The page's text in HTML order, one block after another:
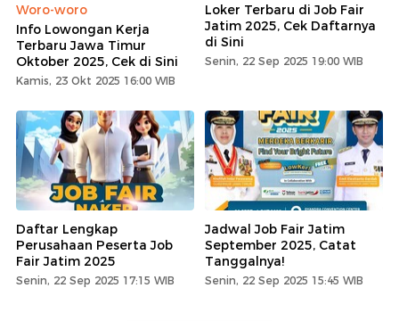
Woro-woro
Info Lowongan Kerja
Terbaru Jawa Timur
Oktober 2025, Cek di Sini
Kamis, 23 Okt 2025 16:00 WIB
Loker Terbaru di Job Fair
Jatim 2025, Cek Daftarnya
di Sini
Senin, 22 Sep 2025 19:00 WIB
Daftar Lengkap
Perusahaan Peserta Job
Fair Jatim 2025
Senin, 22 Sep 2025 17:15 WIB
Jadwal Job Fair Jatim
September 2025, Catat
Tanggalnya!
Senin, 22 Sep 2025 15:45 WIB